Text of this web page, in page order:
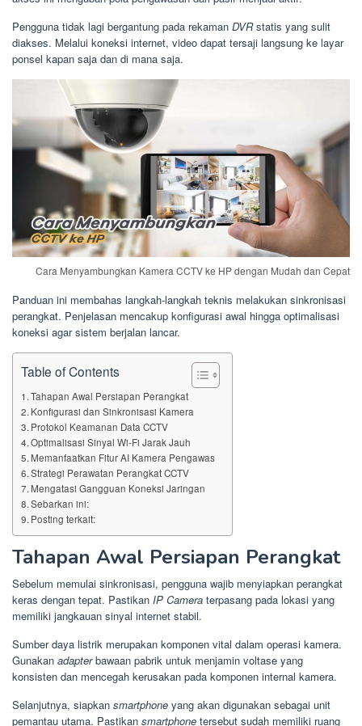
Pengguna tidak lagi bergantung pada rekaman DVRstatis yang sulit
diakses. Melalui koneksi internet, video dapat tersaji langsung ke layar
ponsel kapan saja dan di mana saja.
Cara Menyambungkan Kamera CCTV ke HP dengan Mudah dan Cepat
Panduan ini membahas langkah-langkah teknis melakukan sinkronisasi
perangkat. Penjelasan mencakup konfigurasi awal hingga optimalisasi
koneksi agar sistem berjalan lancar.
Table of Contents
Tahapan Awal Persiapan Perangkat
Konfigurasi dan Sinkronisasi Kamera
Protokol Keamanan Data CCTV
Optimalisasi Sinyal Wi-Fi Jarak Jauh
Memanfaatkan Fitur AI Kamera Pengawas
Strategi Perawatan Perangkat CCTV
Mengatasi Gangguan Koneksi Jaringan
Sebarkan ini:
Posting terkait:
Tahapan Awal Persiapan Perangkat
Sebelum memulai sinkronisasi, pengguna wajib menyiapkan perangkat
keras dengan tepat. Pastikan IP Camera terpasang pada lokasi yang
memiliki jangkauan sinyal internet stabil.
Sumber daya listrik merupakan komponen vital dalam operasi kamera.
Gunakan adapterbawaan pabrik untuk menjamin voltase yang
konsisten dan mencegah kerusakan pada komponen internal kamera.
Selanjutnya, siapkan smartphone yang akan digunakan sebagai unit
pemantau utama. Pastikan smartphone tersebut sudah memiliki ruang